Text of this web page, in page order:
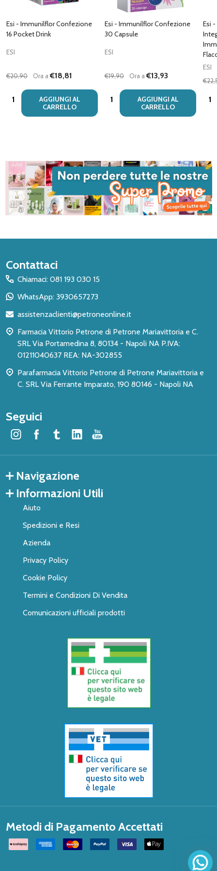
Esi - Immunilflor Confezione
16 Pocket Drink
ESI
€20,90 Ora a€18,81
Quantità:
AGGIUNGI AL
CARRELLO
Esi - Immunilflor Confezione
30 Capsule
ESI
€19,90 Ora a€13,93
Quantità:
AGGIUNGI AL
CARRELLO
Esi
ESI
Inizio
del
piè
pagina
Contattaci
Chiamaci: 081 193 030 15
WhatsApp: 3930657273
assistenzaclienti@petroneonline.it
Farmacia Vittorio Petrone di Petrone Mariavittoria e C.
SRL Via Portamedina 8, 80134 - Napoli NA P.IVA:
01211040637 REA: NA-302855
Parafarmacia Vittorio Petrone di Petrone Mariavittoria e
C. SRL Via Ferrante Imparato, 190 80146 - Napoli NA
Seguici
Navigazione
Informazioni Utili
Aiuto
Spedizioni e Resi
Azienda
Privacy Policy
Cookie Policy
Termini e Condizioni Di Vendita
Comunicazioni ufficiali prodotti
Metodi di Pagamento Accettati